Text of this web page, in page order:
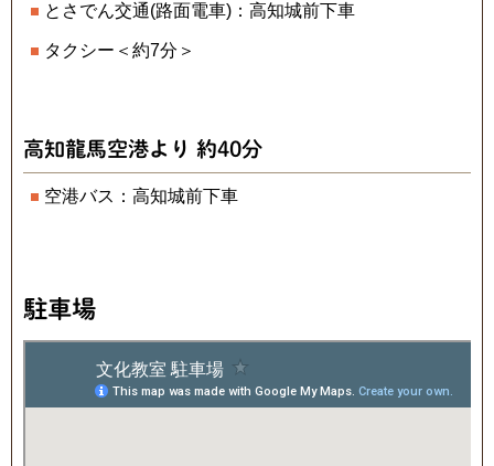
とさでん交通(路面電車)：高知城前下車
タクシー＜約7分＞
高知龍馬空港より 約40分
空港バス：高知城前下車
駐車場